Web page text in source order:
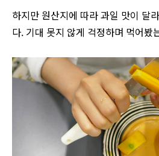
하지만 원산지에 따라 과일 맛이 달
다. 기대 못지 않게 걱정하며 먹어봤